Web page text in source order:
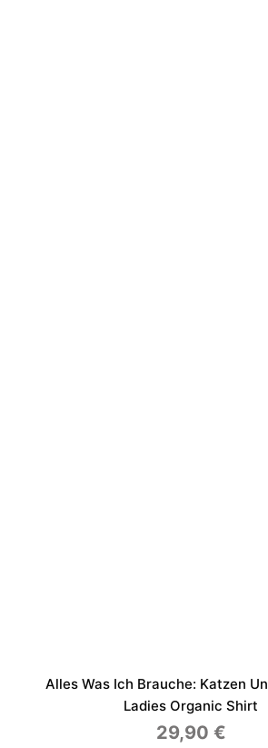
Alles Was Ich Brauche: Katzen
Ladies Organic Shirt
29,90 €